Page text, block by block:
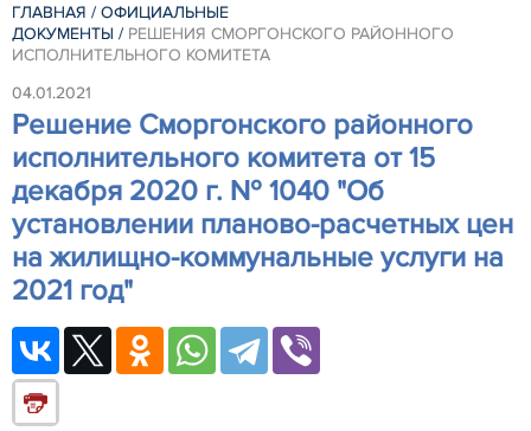
ГЛАВНАЯ / ОФИЦИАЛЬНЫЕ
ДОКУМЕНТЫ / РЕШЕНИЯ СМОРГОНСКОГО РАЙОННОГО
ИСПОЛНИТЕЛЬНОГО КОМИТЕТА
04.01.2021
Решение Сморгонского районного
исполнительного комитета от 15
декабря 2020 г. № 1040 "Об
установлении планово-расчетных цен
на жилищно-коммунальные услуги на
2021 год"